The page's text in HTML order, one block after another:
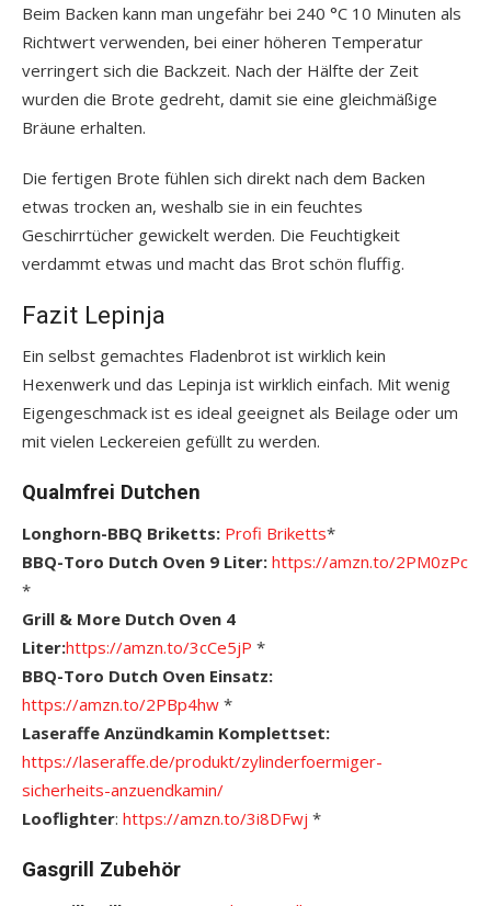
Beim Backen kann man ungefähr bei 240 °C 10 Minuten als
Richtwert verwenden, bei einer höheren Temperatur
verringert sich die Backzeit. Nach der Hälfte der Zeit
wurden die Brote gedreht, damit sie eine gleichmäßige
Bräune erhalten.
Die fertigen Brote fühlen sich direkt nach dem Backen
etwas trocken an, weshalb sie in ein feuchtes
Geschirrtücher gewickelt werden. Die Feuchtigkeit
verdammt etwas und macht das Brot schön fluffig.
Fazit Lepinja
Ein selbst gemachtes Fladenbrot ist wirklich kein
Hexenwerk und das Lepinja ist wirklich einfach. Mit wenig
Eigengeschmack ist es ideal geeignet als Beilage oder um
mit vielen Leckereien gefüllt zu werden.
Qualmfrei Dutchen
Longhorn-BBQ Briketts: Profi Briketts*
BBQ-Toro Dutch Oven 9 Liter: https://amzn.to/2PM0zPc
*
Grill & More Dutch Oven 4
Liter:https://amzn.to/3cCe5jP *
BBQ-Toro Dutch Oven Einsatz:
https://amzn.to/2PBp4hw *
Laseraffe Anzündkamin Komplettset:
https://laseraffe.de/produkt/zylinderfoermiger-
sicherheits-anzuendkamin/
Looflighter: https://amzn.to/3i8DFwj *
Gasgrill Zubehör